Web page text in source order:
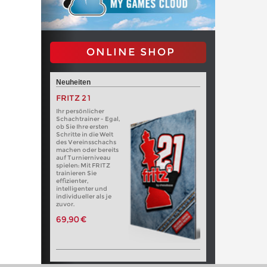
ONLINE SHOP
Neuheiten
FRITZ 21
Ihr persönlicher
Schachtrainer - Egal,
ob Sie Ihre ersten
Schritte in die Welt
des Vereinsschachs
machen oder bereits
auf Turnierniveau
spielen: Mit FRITZ
trainieren Sie
effizienter,
intelligenter und
individueller als je
zuvor.
69,90 €